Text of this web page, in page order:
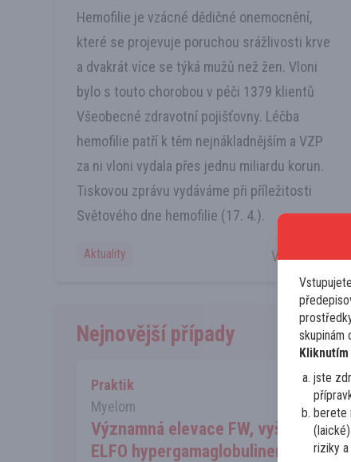
Hemofilie je vzácné dědičné onemocnění,
které se projevuje poruchou srážlivosti krve
a dvakrát více se týká mužů než žen. Vloni
bylo s touto chorobou v péči 1379 klientů
Všeobecné zdravotní pojišťovny. Léčba
hemofilie patří k těm nejnákladnějším a VZP
za ni vloni vydala přes jednu miliardu korun.
Tiskovou zprávu vydáváme při příležitosti
Světového dne hemofilie (17. 4.).
Aktuality Více zde
Nejnovější případy
Praktik
Myelom
Významná elevace FW, vyšší CB, v
ELFO hypergamaglobulinemie
skupinám
jste
berete
riziky